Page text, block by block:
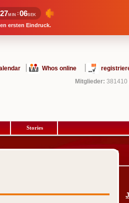
27MIN :06SEK
ersten Eindruck.
Whos online
Mitglieder: 381410
Stories